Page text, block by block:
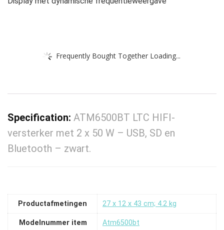
Frequently Bought Together Loading...
Specification: ATM6500BT LTC HIFI-
versterker met 2 x 50 W – USB, SD en
Bluetooth – zwart.
Productafmetingen ‎27 x 12 x 43 cm; 4.2 kg
Modelnummer item ‎Atm6500bt